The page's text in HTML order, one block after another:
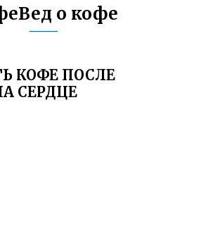
о кофе
КОФЕ ПОСЛЕ
СЕРДЦЕ